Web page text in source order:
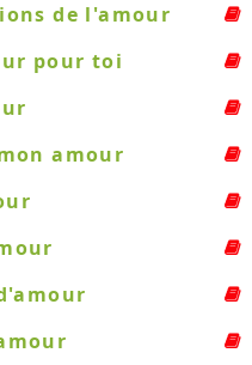
de l'amour
pour toi
amour